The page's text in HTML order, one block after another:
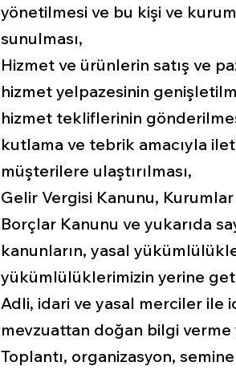
yönetilmesi ve bu kişi ve
sunulması,
Hizmet ve ürünlerin satış ve
hizmet yelpazesinin
hizmet tekliflerinin
kutlama ve tebrik amacıyla
müşterilere ulaştırılması,
Gelir Vergisi Kanunu,
Borçlar Kanunu ve yukarıda
kanunların, yasal
yükümlülüklerimizin yerine
Adli, idari ve yasal merciler ile
mevzuattan doğan bilgi
Toplantı, organizasyon,